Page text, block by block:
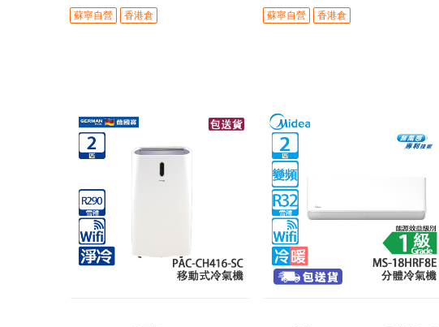
蘇寧自營 香港倉 蘇寧自營 香港倉